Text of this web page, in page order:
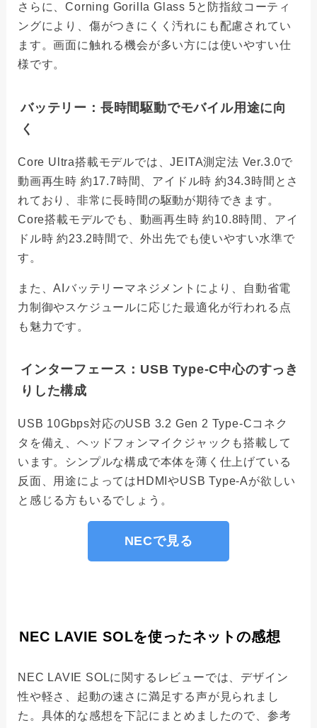
さらに、Corning Gorilla Glass 5と防指紋コーティ
ングにより、傷がつきにくく汚れにも配慮されてい
ます。画面に触れる機会が多い方には使いやすい仕
様です。
バッテリー：長時間駆動でモバイル用途に向
く
Core Ultra搭載モデルでは、JEITA測定法 Ver.3.0で
動画再生時 約17.7時間、アイドル時 約34.3時間とさ
れており、非常に長時間の駆動が期待できます。
Core搭載モデルでも、動画再生時 約10.8時間、アイ
ドル時 約23.2時間で、外出先でも使いやすい水準で
す。
また、AIバッテリーマネジメントにより、自動省電
力制御やスケジュールに応じた最適化が行われる点
も魅力です。
インターフェース：USB Type-C中心のすっき
りした構成
USB 10Gbps対応のUSB 3.2 Gen 2 Type-Cコネク
タを備え、ヘッドフォンマイクジャックも搭載して
います。シンプルな構成で本体を薄く仕上げている
反面、用途によってはHDMIやUSB Type-Aが欲しい
と感じる方もいるでしょう。
NECで見る
NEC LAVIE SOLを使ったネットの感想
NEC LAVIE SOLに関するレビューでは、デザイン
性や軽さ、起動の速さに満足する声が見られまし
た。具体的な感想を下記にまとめましたので、参考